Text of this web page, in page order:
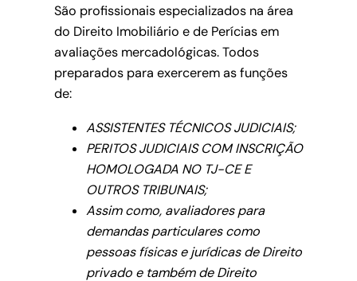
São profissionais especializados na área
do Direito Imobiliário e de Perícias em
avaliações mercadológicas. Todos
preparados para exercerem as funções
de:
ASSISTENTES TÉCNICOS JUDICIAIS;
PERITOS JUDICIAIS COM INSCRIÇÃO
HOMOLOGADA NO TJ-CE E
OUTROS TRIBUNAIS;
Assim como, avaliadores para
demandas particulares como
pessoas físicas e jurídicas de Direito
privado e também de Direito